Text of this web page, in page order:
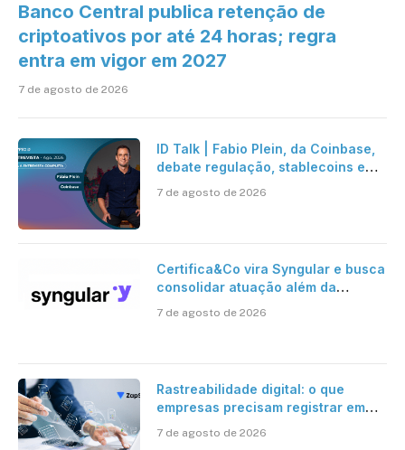
Banco Central publica retenção de
criptoativos por até 24 horas; regra
entra em vigor em 2027
7 de agosto de 2026
ID Talk | Fabio Plein, da Coinbase,
debate regulação, stablecoins e
7 de agosto de 2026
Certifica&Co vira Syngular e busca
consolidar atuação além da
7 de agosto de 2026
Rastreabilidade digital: o que
empresas precisam registrar em
7 de agosto de 2026